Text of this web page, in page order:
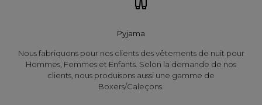
Pyjama
Nous fabriquons pour nos clients des vêtements de nuit pour
Hommes, Femmes et Enfants. Selon la demande de nos
clients, nous produisons aussi une gamme de
Boxers/Caleçons.